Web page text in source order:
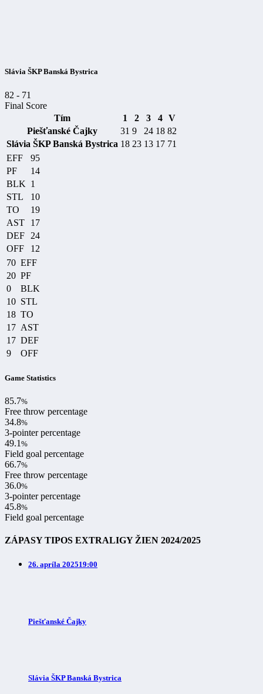
Slávia ŠKP Banská Bystrica
82 - 71
Final Score
Tím
1 2 3 4 V
Piešťanské Čajky
31 9 24 18 82
Slávia ŠKP Banská Bystrica 18 23 13 17 71
EFF
95
PF
14
BLK 1
STL
10
TO
19
AST
17
DEF
24
OFF
12
70 EFF
20 PF
0
BLK
10 STL
18 TO
17 AST
17 DEF
9
OFF
Game Statistics
85.7%
Free throw percentage
34.8%
3-pointer percentage
49.1 %
Field goal percentage
66.7%
Free throw percentage
36.0%
3-pointer percentage
45.8%
Field goal percentage
ZÁPASY TIPOS EXTRALIGY ŽIEN 2024/2025
26. apríla 202519:00
Piešťanské Čajky
Slávia ŠKP Banská Bystrica